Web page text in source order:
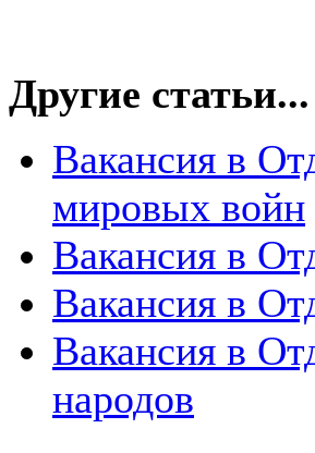
Другие статьи...
Вакансия в
мировых войн
Вакансия в
Вакансия в
Вакансия в
народов